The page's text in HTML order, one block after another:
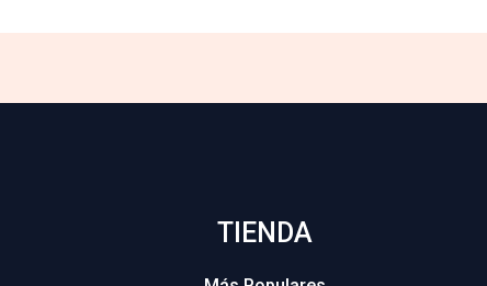
TIENDA